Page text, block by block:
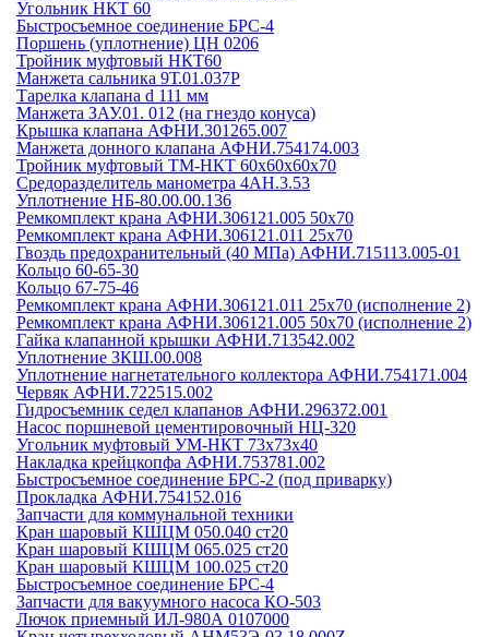
Угольник НКТ 60
Быстросъемное соединение БРС-4
Поршень (уплотнение) ЦН 0206
Тройник муфтовый НКТ60
Манжета сальника 9Т.01.037Р
Тарелка клапана d 111 мм
Манжета ЗАУ.01. 012 (на гнездо конуса)
Крышка клапана АФНИ.301265.007
Манжета донного клапана АФНИ.754174.003
Тройник муфтовый ТМ-НКТ 60х60х60х70
Средоразделитель манометра 4АН.3.53
Уплотнение НБ-80.00.00.136
Ремкомплект крана АФНИ.306121.005 50х70
Ремкомплект крана АФНИ.306121.011 25х70
Гвоздь предохранительный (40 МПа) АФНИ.715113.005-01
Кольцо 60-65-30
Кольцо 67-75-46
Ремкомплект крана АФНИ.306121.011 25х70 (исполнение 2)
Ремкомплект крана АФНИ.306121.005 50х70 (исполнение 2)
Гайка клапанной крышки АФНИ.713542.002
Уплотнение ЗКШ.00.008
Уплотнение нагнетательного коллектора АФНИ.754171.004
Червяк АФНИ.722515.002
Гидросъемник седел клапанов АФНИ.296372.001
Насос поршневой цементировочный НЦ-320
Угольник муфтовый УМ-НКТ 73х73х40
Накладка крейцкопфа АФНИ.753781.002
Быстросъемное соединение БРС-2 (под приварку)
Прокладка АФНИ.754152.016
Запчасти для коммунальной техники
Кран шаровый КШЦМ 050.040 ст20
Кран шаровый КШЦМ 065.025 ст20
Кран шаровый КШЦМ 100.025 ст20
Быстросъемное соединение БРС-4
Запчасти для вакуумного насоса КО-503
Лючок приемный ИЛ-980А 0107000